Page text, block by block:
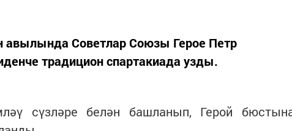
Советлар Союзы Герое Петр
традицион спартакиада узды.
сүзләре белән башланып, Герой